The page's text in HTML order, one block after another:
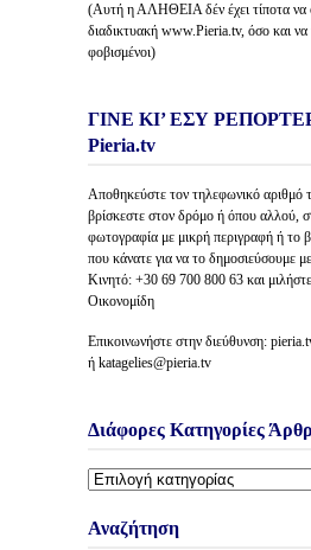
(Αυτή η ΑΛΗΘΕΙΑ δέν έχει τίποτα να
διαδικτυακή www.Pieria.tv, όσο και να
φοβισμένοι)
ΓΙΝΕ ΚΙ’ ΕΣΥ
Pieria.tv
Αποθηκεύστε τον τηλεφωνικό αριθμό
βρίσκεστε στον δρόμο ή όπου αλλού,
φωτογραφία με μικρή περιγραφή ή το
που κάνατε για να το δημοσιεύσουμε
Κινητό: +30 69 700 800 63 και
Οικονομίδη
Επικοινωνήστε στην διεύθυνση:
ή katagelies@pieria.tv
Διάφορες Κατηγορίες
Διάφορες
Άρθρων
Αναζήτηση